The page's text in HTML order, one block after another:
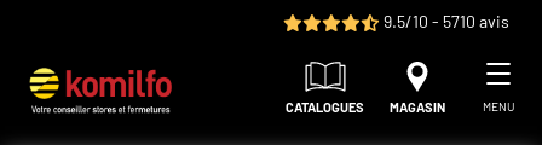
9.5/10 - 5710 avis
CATALOGUES MAGASIN MENU